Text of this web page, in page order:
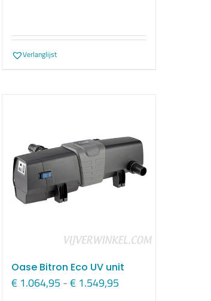
€ 262,95
Verlanglijst
Oase Bitron Eco UV unit
€ 1.064,95 -€ 1.549,95